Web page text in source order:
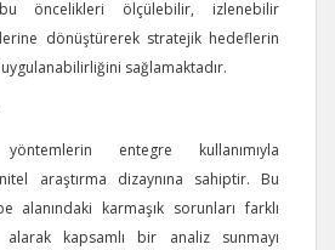
bu öncelikleri ölçülebilir, izlenebilir
dönüştürerek stratejik hedeflerin
sağlamaktadır.
entegre kullanımıyla
araştırma dizaynına sahiptir. Bu
alanındaki karmaşık sorunları farklı
kapsamlı bir analiz sunmayı